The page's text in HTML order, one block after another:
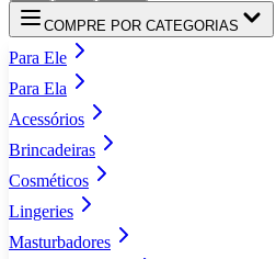
COMPRE POR CATEGORIAS
Para Ele
Para Ela
Acessórios
Brincadeiras
Cosméticos
Lingeries
Masturbadores